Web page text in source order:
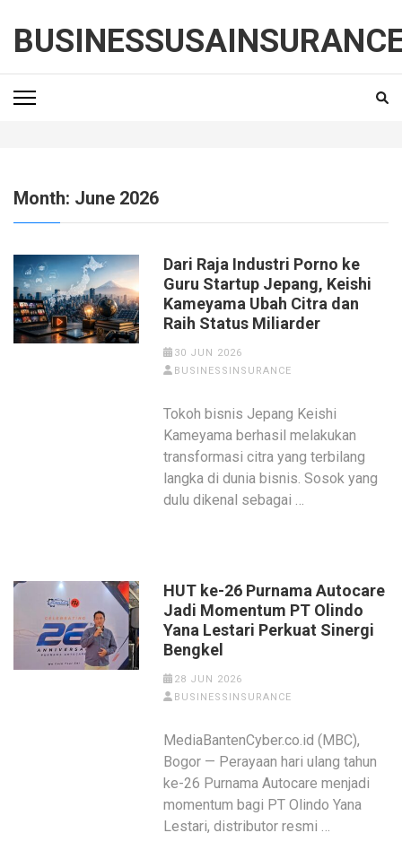
content
(Press
Enter)
Month: June 2026
Dari Raja Industri Porno ke
Guru Startup Jepang, Keishi
Kameyama Ubah Citra dan
Raih Status Miliarder
30 JUN 2026
BUSINESSINSURANCE
Tokoh bisnis Jepang Keishi
Kameyama berhasil melakukan
transformasi citra yang terbilang
langka di dunia bisnis. Sosok yang
dulu dikenal sebagai …
HUT ke-26 Purnama Autocare
Jadi Momentum PT Olindo
Yana Lestari Perkuat Sinergi
Bengkel
28 JUN 2026
BUSINESSINSURANCE
MediaBantenCyber.co.id (MBC),
Bogor — Perayaan hari ulang tahun
ke-26 Purnama Autocare menjadi
momentum bagi PT Olindo Yana
Lestari, distributor resmi …